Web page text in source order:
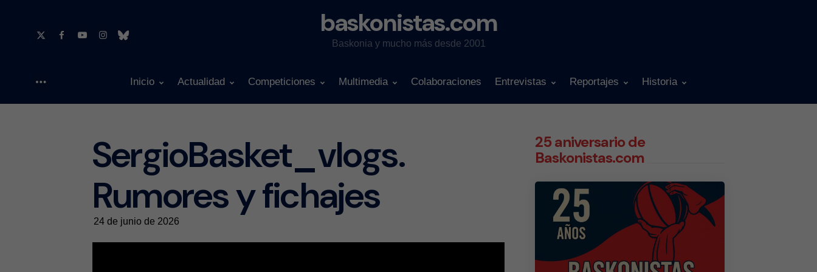
baskonistas.com
Baskonia y mucho más desde 2001
Inicio Actualidad Competiciones Multimedia Colaboraciones Entrevistas Reportajes Historia
SergioBasket_vlogs.
Rumores y fichajes
24 de junio de 2026
25 aniversario de
Baskonistas.com